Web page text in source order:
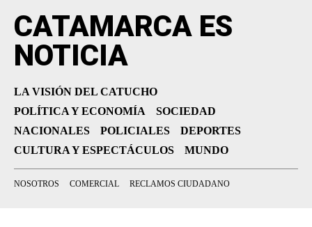
CATAMARCA ES
NOTICIA
LA VISIÓN DEL CATUCHO
POLÍTICA Y ECONOMÍA
SOCIEDAD
NACIONALES
POLICIALES
DEPORTES
CULTURA Y ESPECTÁCULOS
MUNDO
NOSOTROS COMERCIAL RECLAMOS CIUDADANO